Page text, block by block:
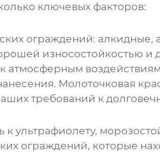
ключевых факторов:
ограждений:
износостойкостью
атмосферным
Молоточковая
требований к
ультрафиолету,
ограждений, которые